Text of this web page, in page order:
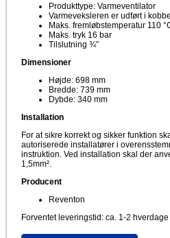
Produkttype: Varmeventilator
Varmeveksleren er udført i
Maks. fremløbstemperatur 110
Maks. tryk 16 bar
Tilslutning ¾”
Dimensioner
Højde: 698 mm
Bredde: 739 mm
Dybde: 340 mm
Installation
For at sikre korrekt og sikker funktion
autoriserede installatører i
instruktion. Ved installation skal der
1,5mm².
Producent
Reventon
Forventet leveringstid: ca. 1-2 hverdage